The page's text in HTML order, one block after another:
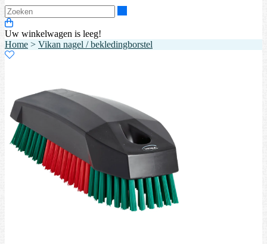
Uw winkelwagen is leeg!
Home > Vikan nagel / bekledingborstel